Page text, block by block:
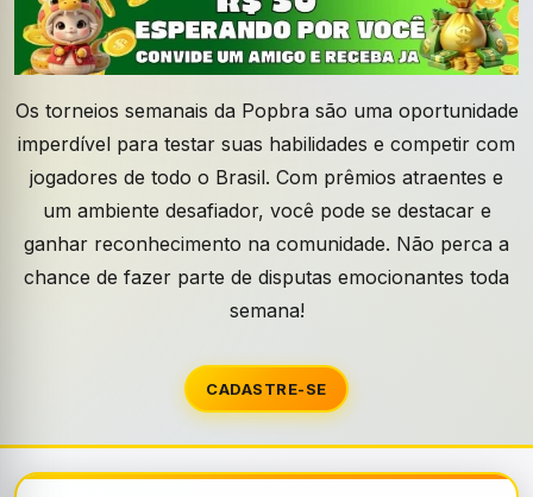
Os torneios semanais da Popbra são uma oportunidade
imperdível para testar suas habilidades e competir com
jogadores de todo o Brasil. Com prêmios atraentes e
um ambiente desafiador, você pode se destacar e
ganhar reconhecimento na comunidade. Não perca a
chance de fazer parte de disputas emocionantes toda
semana!
CADASTRE-SE